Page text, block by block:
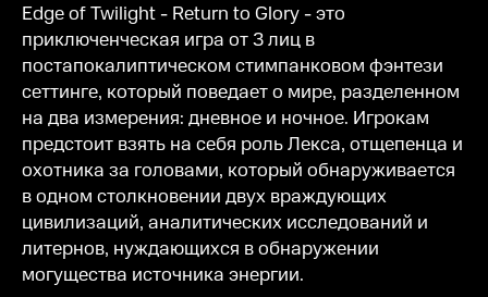
Edge of Twilight - Return to Glory - это
приключенческая игра от 3 лиц в
постапокалиптическом стимпанковом фэнтези
сеттинге, который поведает о мире, разделенном
на два измерения: дневное и ночное. Игрокам
предстоит взять на себя роль Лекса, отщепенца и
охотника за головами, который обнаруживается
в одном столкновении двух враждующих
цивилизаций, аналитических исследований и
литернов, нуждающихся в обнаружении
могущества источника энергии.